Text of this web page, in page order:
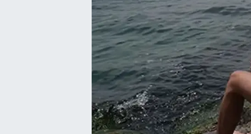
Foto Galeri